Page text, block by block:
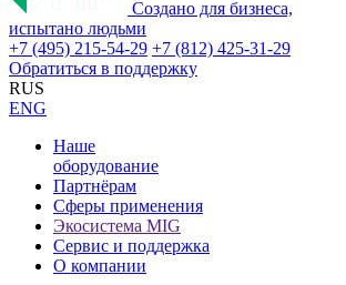
Создано для бизнеса,
испытано людьми
+7 (495) 215-54-29 +7 (812) 425-31-29
Обратиться в поддержку
RUS
ENG
Наше
оборудование
Партнёрам
Сферы применения
Экосистема MIG
Сервис и поддержка
О компании